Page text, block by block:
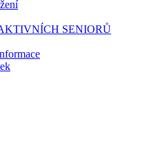
SENIORŮ